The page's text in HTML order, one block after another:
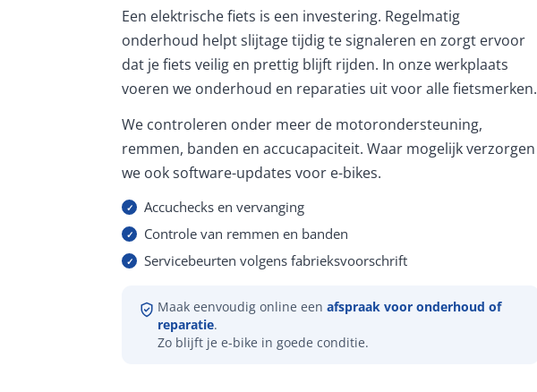
Een elektrische fiets is een investering. Regelmatig
onderhoud helpt slijtage tijdig te signaleren en zorgt ervoor
dat je fiets veilig en prettig blijft rijden. In onze werkplaats
voeren we onderhoud en reparaties uit voor alle fietsmerken.
We controleren onder meer de motorondersteuning,
remmen, banden en accucapaciteit. Waar mogelijk verzorgen
we ook software-updates voor e-bikes.
Accuchecks en vervanging
Controle van remmen en banden
Servicebeurten volgens fabrieksvoorschrift
Maak eenvoudig online een afspraak voor onderhoud of
reparatie.
Zo blijft je e-bike in goede conditie.